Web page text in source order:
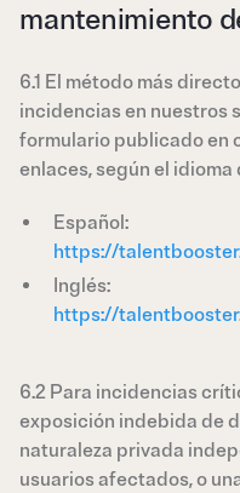
mantenimiento
6.1 El método más
incidencias en nuestros
formulario publicado en
enlaces, según el
Español:
https://
Inglés:
https://
6.2 Para incidencias
exposición indebida de
naturaleza privada
usuarios afectados, o